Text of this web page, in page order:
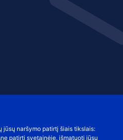
jūsų naršymo patirtį šiais tikslais:
patirtį svetainėje, išmatuoti jūsų